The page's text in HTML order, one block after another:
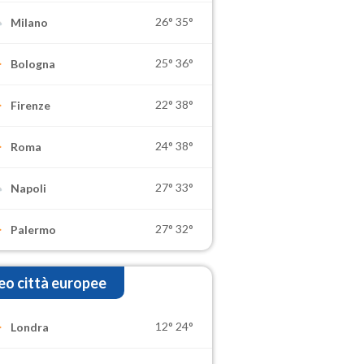
Milano 26° 35°
Bologna 25° 36°
Firenze 22° 38°
Roma 24° 38°
Napoli 27° 33°
Palermo 27° 32°
città europee
Londra 12° 24°